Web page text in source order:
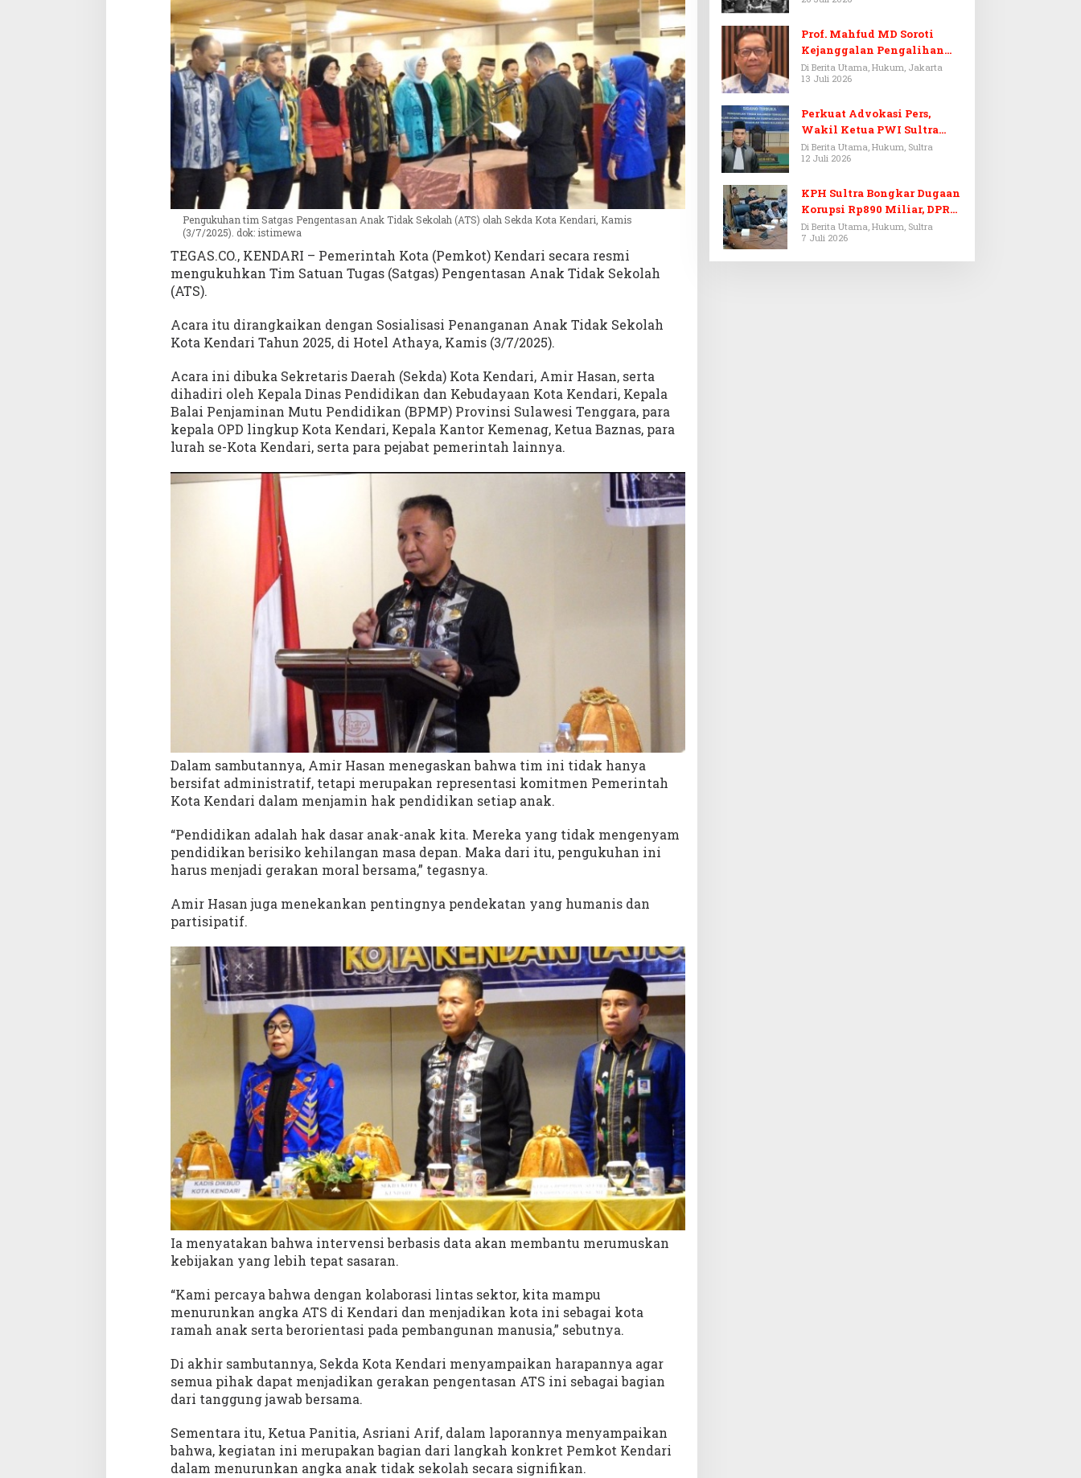
a
s
A
T
S
,
J
a
m
i
n
H
k
P
e
n
d
i
k
n
S
e
t
i
p
Pengukuhan tim Satgas Pengentasan Anak Tidak Sekolah (ATS) olah Sekda Kota Kendari, Kamis
(3/7/2025). dok: istimewa
TEGAS.CO., KENDARI – Pemerintah Kota (Pemkot) Kendari secara resmi
mengukuhkan Tim Satuan Tugas (Satgas) Pengentasan Anak Tidak Sekolah
(ATS).
Acara itu dirangkaikan dengan Sosialisasi Penanganan Anak Tidak Sekolah
Kota Kendari Tahun 2025, di Hotel Athaya, Kamis (3/7/2025).
Acara ini dibuka Sekretaris Daerah (Sekda) Kota Kendari, Amir Hasan, serta
dihadiri oleh Kepala Dinas Pendidikan dan Kebudayaan Kota Kendari, Kepala
Balai Penjaminan Mutu Pendidikan (BPMP) Provinsi Sulawesi Tenggara, para
kepala OPD lingkup Kota Kendari, Kepala Kantor Kemenag, Ketua Baznas, para
lurah se-Kota Kendari, serta para pejabat pemerintah lainnya.
Dalam sambutannya, Amir Hasan menegaskan bahwa tim ini tidak hanya
bersifat administratif, tetapi merupakan representasi komitmen Pemerintah
Kota Kendari dalam menjamin hak pendidikan setiap anak.
“Pendidikan adalah hak dasar anak-anak kita. Mereka yang tidak mengenyam
pendidikan berisiko kehilangan masa depan. Maka dari itu, pengukuhan ini
harus menjadi gerakan moral bersama,” tegasnya.
Amir Hasan juga menekankan pentingnya pendekatan yang humanis dan
partisipatif.
Ia menyatakan bahwa intervensi berbasis data akan membantu merumuskan
kebijakan yang lebih tepat sasaran.
“Kami percaya bahwa dengan kolaborasi lintas sektor, kita mampu
menurunkan angka ATS di Kendari dan menjadikan kota ini sebagai kota
ramah anak serta berorientasi pada pembangunan manusia,” sebutnya.
Di akhir sambutannya, Sekda Kota Kendari menyampaikan harapannya agar
semua pihak dapat menjadikan gerakan pengentasan ATS ini sebagai bagian
dari tanggung jawab bersama.
Sementara itu, Ketua Panitia, Asriani Arif, dalam laporannya menyampaikan
bahwa, kegiatan ini merupakan bagian dari langkah konkret Pemkot Kendari
dalam menurunkan angka anak tidak sekolah secara signifikan.
Prof. Mahfud MD Soroti
Kejanggalan Pengalihan
Penyelidikan Tersangka
Febrie Adriansyah
Di Berita Utama, Hukum, Jakarta
13 Juli 2026
Perkuat Advokasi Pers,
Wakil Ketua PWI Sultra
Resmi Dilantik Menjadi
Advokat PERADI
Di Berita Utama, Hukum, Sultra
12 Juli 2026
KPH Sultra Bongkar Dugaan
Korupsi Rp890 Miliar, DPRD
Sultra Gelar RDP
Di Berita Utama, Hukum, Sultra
7 Juli 2026